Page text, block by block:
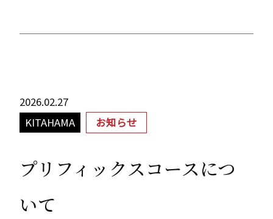
2026.02.27
KITAHAMA
お知らせ
プリフィックスコースにつ
いて